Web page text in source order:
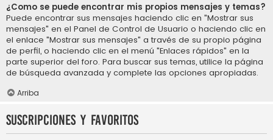
¿Como se puede encontrar mis propios mensajes y temas?
Puede encontrar sus mensajes haciendo clic en "Mostrar sus
mensajes" en el Panel de Control de Usuario o haciendo clic en
el enlace "Mostrar sus mensajes" a través de su propio página
de perfil, o haciendo clic en el menú "Enlaces rápidos" en la
parte superior del foro. Para buscar sus temas, utilice la página
de búsqueda avanzada y complete las opciones apropiadas.
Arriba
Suscripciones y Favoritos